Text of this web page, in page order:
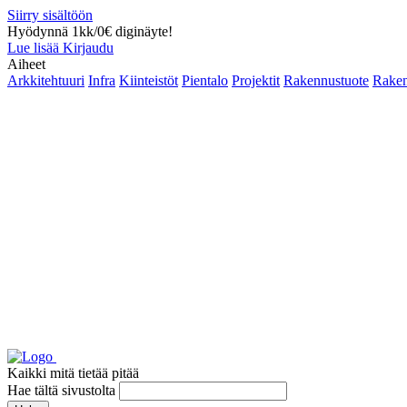
Siirry sisältöön
Hyödynnä 1kk/0€ diginäyte!
Lue lisää Kirjaudu
Aiheet
Arkkitehtuuri Infra Kiinteistöt Pientalo Projektit Rakennustuote
Kaikki mitä tietää pitää
Hae tältä sivustolta